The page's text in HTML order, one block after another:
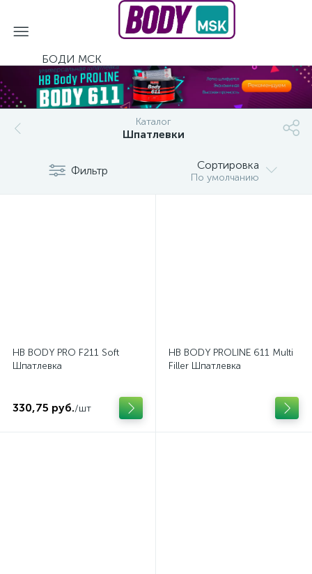
БОДИ МСК
Каталог
Шпатлевки
Фильтр Сортировка
По умолчанию
HB BODY PRO F211 Soft
Шпатлевка
330,75 руб./шт
HB BODY PROLINE 611 Multi
Filler Шпатлевка